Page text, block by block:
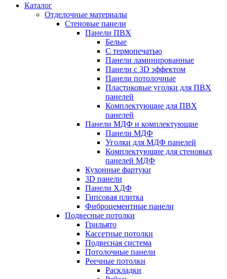
Каталог
Отделочные материалы
Стеновые панели
Панели ПВХ
Белые
С термопечатью
Панели ламинированные
Панели с 3D эффектом
Панели потолочные
Пластиковые уголки для ПВХ
панелей
Комплектующие для ПВХ
панелей
Панели МДФ и комплектующие
Панели МДФ
Уголки для МДФ панелей
Комплектующие для стеновых
панелей МДФ
Кухонные фартуки
3D панели
Панели ХДФ
Гипсовая плитка
Фиброцементные панели
Подвесные потолки
Грильято
Кассетные потолки
Подвесная система
Потолочные панели
Реечные потолки
Раскладки